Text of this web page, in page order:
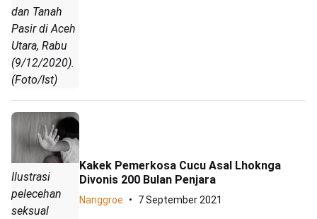
dan Tanah
Pasir di Aceh
Utara, Rabu
(9/12/2020).
(Foto/Ist)
Ilustrasi
pelecehan
seksual
Kakek Pemerkosa Cucu Asal Lhoknga
Divonis 200 Bulan Penjara
Nanggroe 7 September 2021